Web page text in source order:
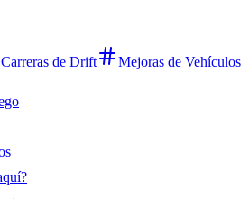
Carreras de Drift Mejoras de Vehículos